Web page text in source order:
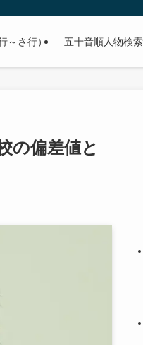
ツ選手などの有名人の学歴や高
～さ行） 五十音順人物検
の偏差値と